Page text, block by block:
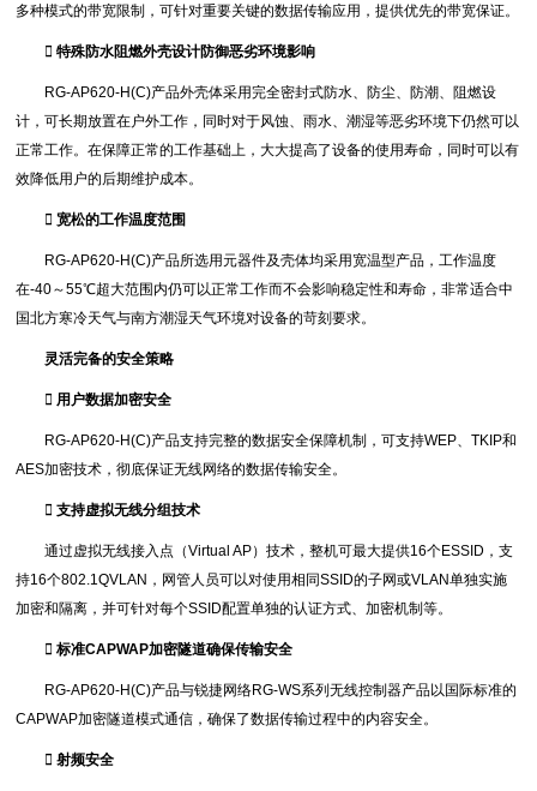
多种模式的带宽限制，可针对重要关键的数据传输应用，提供优先的带宽保证。
 特殊防水阻燃外壳设计防御恶劣环境影响
RG-AP620-H(C)产品外壳体采用完全密封式防水、防尘、防潮、阻燃设
计，可长期放置在户外工作，同时对于风蚀、雨水、潮湿等恶劣环境下仍然可以
正常工作。在保障正常的工作基础上，大大提高了设备的使用寿命，同时可以有
效降低用户的后期维护成本。
 宽松的工作温度范围
RG-AP620-H(C)产品所选用元器件及壳体均采用宽温型产品，工作温度
在-40～55℃超大范围内仍可以正常工作而不会影响稳定性和寿命，非常适合中
国北方寒冷天气与南方潮湿天气环境对设备的苛刻要求。
灵活完备的安全策略
 用户数据加密安全
RG-AP620-H(C)产品支持完整的数据安全保障机制，可支持WEP、TKIP和
AES加密技术，彻底保证无线网络的数据传输安全。
 支持虚拟无线分组技术
通过虚拟无线接入点（Virtual AP）技术，整机可最大提供16个ESSID，支
持16个802.1QVLAN，网管人员可以对使用相同SSID的子网或VLAN单独实施
加密和隔离，并可针对每个SSID配置单独的认证方式、加密机制等。
 标准CAPWAP加密隧道确保传输安全
RG-AP620-H(C)产品与锐捷网络RG-WS系列无线控制器产品以国际标准的
CAPWAP加密隧道模式通信，确保了数据传输过程中的内容安全。
 射频安全